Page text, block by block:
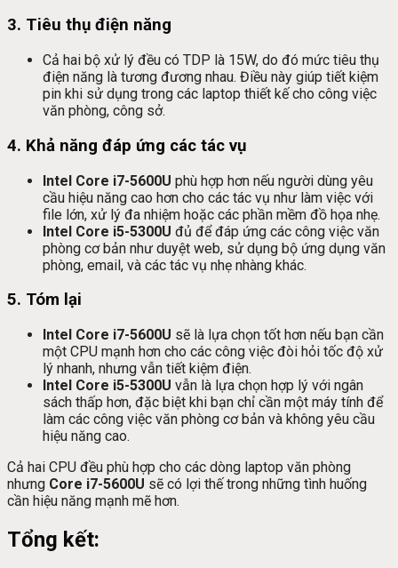
3. Tiêu thụ điện năng
Cả hai bộ xử lý đều có TDP là 15W, do đó mức tiêu thụ
điện năng là tương đương nhau. Điều này giúp tiết kiệm
pin khi sử dụng trong các laptop thiết kế cho công việc
văn phòng, công sở.
4. Khả năng đáp ứng các tác vụ
Intel Core i7-5600U phù hợp hơn nếu người dùng yêu
cầu hiệu năng cao hơn cho các tác vụ như làm việc với
file lớn, xử lý đa nhiệm hoặc các phần mềm đồ họa nhẹ.
Intel Core i5-5300U đủ để đáp ứng các công việc văn
phòng cơ bản như duyệt web, sử dụng bộ ứng dụng văn
phòng, email, và các tác vụ nhẹ nhàng khác.
5. Tóm lại
Intel Core i7-5600U sẽ là lựa chọn tốt hơn nếu bạn cần
một CPU mạnh hơn cho các công việc đòi hỏi tốc độ xử
lý nhanh, nhưng vẫn tiết kiệm điện.
Intel Core i5-5300U vẫn là lựa chọn hợp lý với ngân
sách thấp hơn, đặc biệt khi bạn chỉ cần một máy tính để
làm các công việc văn phòng cơ bản và không yêu cầu
hiệu năng cao.
Cả hai CPU đều phù hợp cho các dòng laptop văn phòng
nhưng Core i7-5600U sẽ có lợi thế trong những tình huống
cần hiệu năng mạnh mẽ hơn.
Tổng kết: